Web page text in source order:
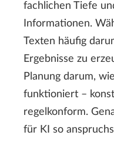
fachlichen Tiefe
Informationen.
Texten häufig
Ergebnisse zu
Planung darum,
funktioniert –
regelkonform.
für KI so